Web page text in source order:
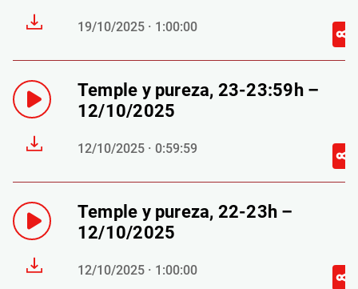
19/10/2025 · 1:00:00
Temple y pureza, 23-23:59h –
12/10/2025
12/10/2025 · 0:59:59
Temple y pureza, 22-23h –
12/10/2025
12/10/2025 · 1:00:00